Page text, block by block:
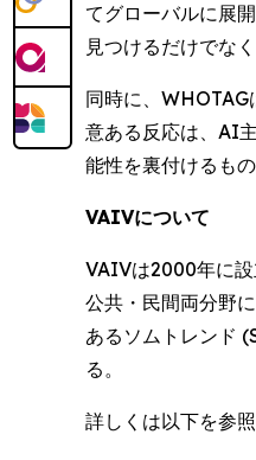
てグローバルに展
見つけるだけでな
同時に、WHOTAG
意ある反応は、AI
能性を裏付けるもの
VAIVについて
VAIVは2000年に設
公共・民間両分野
あるソムトレンド
る。
詳しくは以下を参